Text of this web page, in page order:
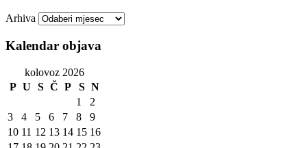
Arhiva
Kalendar objava
kolovoz 2026
P U S Č P S N
1
2
3
4 5 6 7 8
9
10 11 12 13 14 15 16